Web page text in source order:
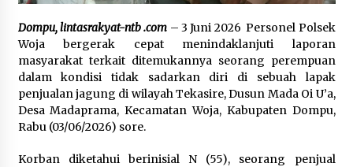
Pelarian terduga Otak Curanmor di Kecamatan
kempo, Berakhir di tangan Tim Opsnal Polsek
Kempo
3 minggu ago
Tim Opsnal Polsek Kempo Amankan salah satu
Terduga Curanmor yang sempat jadi DPO
selama Sepekan
Dompu, lintasrakyat-ntb .com – 3 Juni 2026 Personel Polsek
Woja bergerak cepat menindaklanjuti laporan
masyarakat terkait ditemukannya seorang perempuan
dalam kondisi tidak sadarkan diri di sebuah lapak
penjualan jagung di wilayah Tekasire, Dusun Mada Oi U’a,
Desa Madaprama, Kecamatan Woja, Kabupaten Dompu,
Rabu (03/06/2026) sore.
Korban diketahui berinisial N (55), seorang penjual